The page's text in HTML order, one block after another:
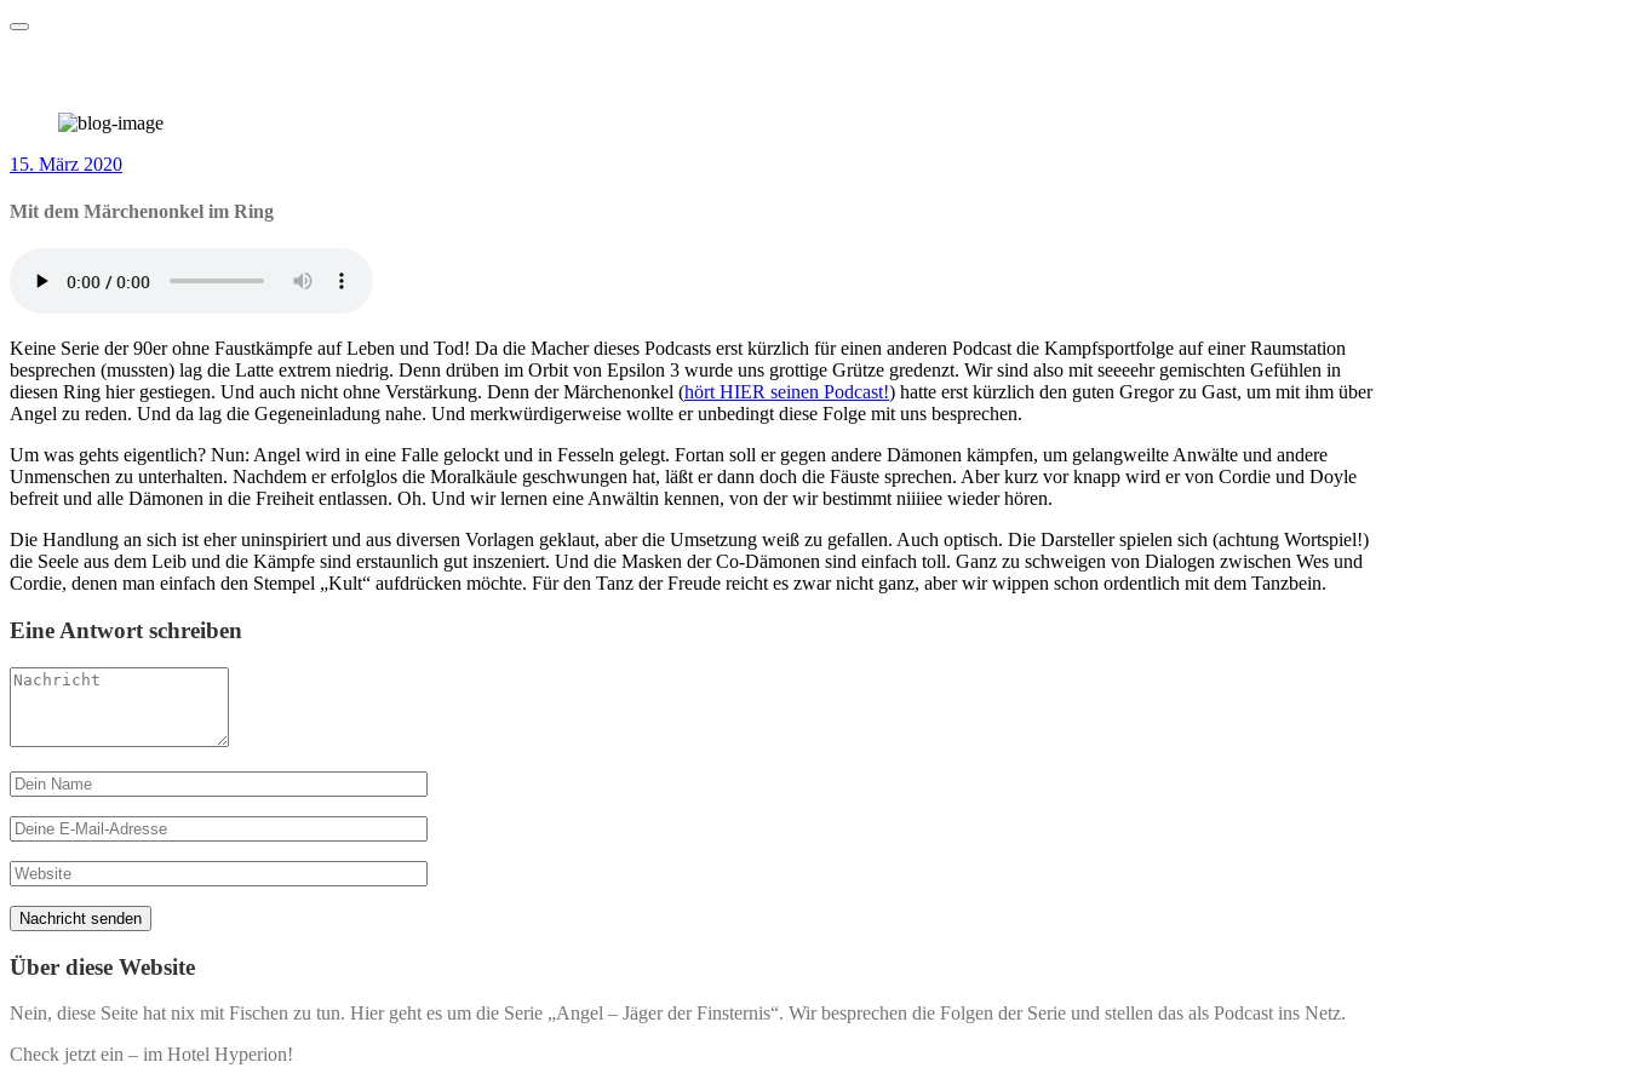
Zum
15. März 2020
Mit dem Märchenonkel im Ring
Keine Serie der 90er ohne Faustkämpfe auf Leben und Tod! Da die Macher dieses Podcasts erst kürzlich für einen anderen Podcast die Kampfsportfolge auf einer Raumstation
besprechen (mussten) lag die Latte extrem niedrig. Denn drüben im Orbit von Epsilon 3 wurde uns grottige Grütze gredenzt. Wir sind also mit seeeehr gemischten Gefühlen in
diesen Ring hier gestiegen. Und auch nicht ohne Verstärkung. Denn der Märchenonkel (hört HIER seinen Podcast!) hatte erst kürzlich den guten Gregor zu Gast, um mit ihm über
Angel zu reden. Und da lag die Gegeneinladung nahe. Und merkwürdigerweise wollte er unbedingt diese Folge mit uns besprechen.
Um was gehts eigentlich? Nun: Angel wird in eine Falle gelockt und in Fesseln gelegt. Fortan soll er gegen andere Dämonen kämpfen, um gelangweilte Anwälte und andere
Unmenschen zu unterhalten. Nachdem er erfolglos die Moralkäule geschwungen hat, läßt er dann doch die Fäuste sprechen. Aber kurz vor knapp wird er von Cordie und Doyle
befreit und alle Dämonen in die Freiheit entlassen. Oh. Und wir lernen eine Anwältin kennen, von der wir bestimmt niiiiee wieder hören.
Die Handlung an sich ist eher uninspiriert und aus diversen Vorlagen geklaut, aber die Umsetzung weiß zu gefallen. Auch optisch. Die Darsteller spielen sich (achtung Wortspiel!)
die Seele aus dem Leib und die Kämpfe sind erstaunlich gut inszeniert. Und die Masken der Co-Dämonen sind einfach toll. Ganz zu schweigen von Dialogen zwischen Wes und
Cordie, denen man einfach den Stempel „Kult“ aufdrücken möchte. Für den Tanz der Freude reicht es zwar nicht ganz, aber wir wippen schon ordentlich mit dem Tanzbein.
Eine Antwort schreiben
Über diese Website
Nein, diese Seite hat nix mit Fischen zu tun. Hier geht es um die Serie „Angel – Jäger der Finsternis“. Wir besprechen die Folgen der Serie und stellen das als Podcast ins Netz.
Check jetzt ein – im Hotel Hyperion!